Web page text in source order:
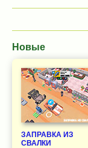
Новые
ЗАПРАВКА ИЗ
СВАЛКИ